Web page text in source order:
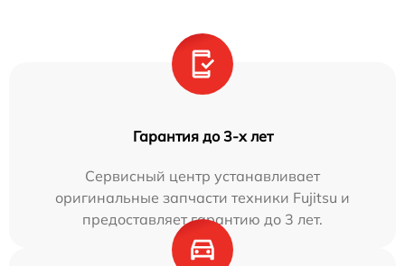
Гарантия до 3-х лет
Сервисный центр устанавливает
оригинальные запчасти техники Fujitsu и
предоставляет гарантию до 3 лет.